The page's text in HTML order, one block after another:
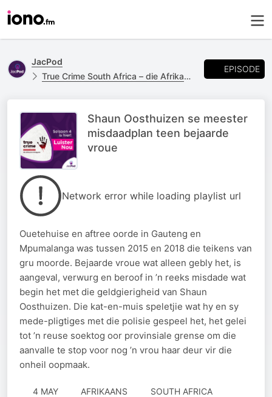
JacPod
True Crime South Africa – die Afrikaanse weergawe
EPISODE
Shaun Oosthuizen se meester
misdaadplan teen bejaarde
vroue
Network error while loading playlist url
Ouetehuise en aftree oorde in Gauteng en
Mpumalanga was tussen 2015 en 2018 die teikens van
gru moorde. Bejaarde vroue wat alleen gebly het, is
aangeval, verwurg en beroof in ’n reeks misdade wat
begin het met die geldgierigheid van Shaun
Oosthuizen. Die kat-en-muis speletjie wat hy en sy
mede-pligtiges met die polisie gespeel het, het gelei
tot ’n reuse soektog oor provinsiale grense om die
aanvalle te stop voor nog ’n vrou haar deur vir die
onheil oopmaak.
4 MAY AFRIKAANS
SOUTH AFRICA